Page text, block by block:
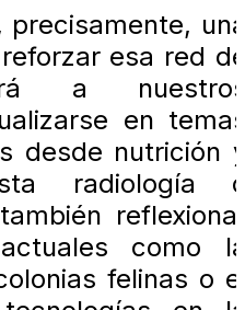
precisamente,
esa red
a
en
desde nutrición
radiología
como
felinas o